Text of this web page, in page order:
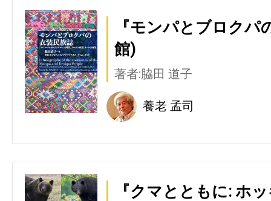
『モンパとブロクパ
館)
著者:脇田 道子
養老 孟司
『クマとともに: ホ